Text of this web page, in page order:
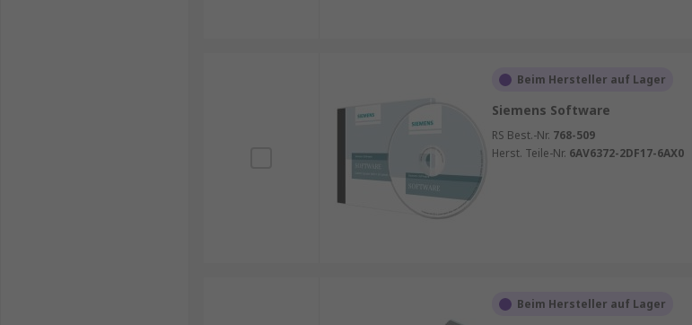
Beim Hersteller auf Lager
Siemens Software
RS Best.-Nr. 768-509
Herst. Teile-Nr. 6AV6372-2DF17-6AX0
Beim Hersteller auf Lager